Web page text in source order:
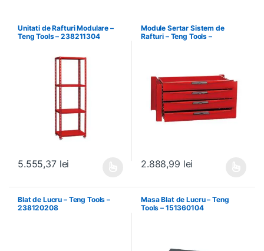
Unitati de Rafturi Modulare –
Teng Tools – 238211304
5.555,37 lei
Module Sertar Sistem de
Rafturi – Teng Tools –
2.888,99 lei
Blat de Lucru – Teng Tools –
238120208
Masa Blat de Lucru – Teng
Tools – 151360104